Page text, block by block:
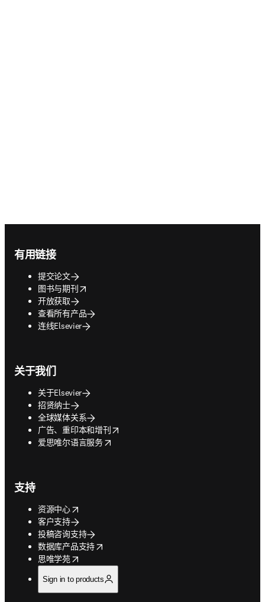
有用链接
提交论文
图书与期刊
opens in new tab/window
开放获取
查看所有产品
连线Elsevier
关于我们
关于Elsevier
招贤纳士
全球媒体关系
广告、重印本和增刊
opens in new tab/window
爱思唯尔语言服务
opens in new tab/window
支持
资源中心
opens in new tab/window
客户支持
投稿咨询支持
数据库产品支持
opens in new tab/window
思唯学苑
opens in new tab/window
Sign in to products